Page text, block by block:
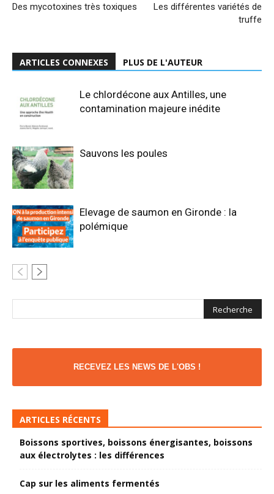
Des mycotoxines très toxiques
Les différentes variétés de
truffe
ARTICLES CONNEXES PLUS DE L'AUTEUR
Le chlordécone aux Antilles, une
contamination majeure inédite
Sauvons les poules
Elevage de saumon en Gironde : la
polémique
RECEVEZ LES NEWS DE L'OBS !
ARTICLES RÉCENTS
Boissons sportives, boissons énergisantes, boissons
aux électrolytes : les différences
Cap sur les aliments fermentés